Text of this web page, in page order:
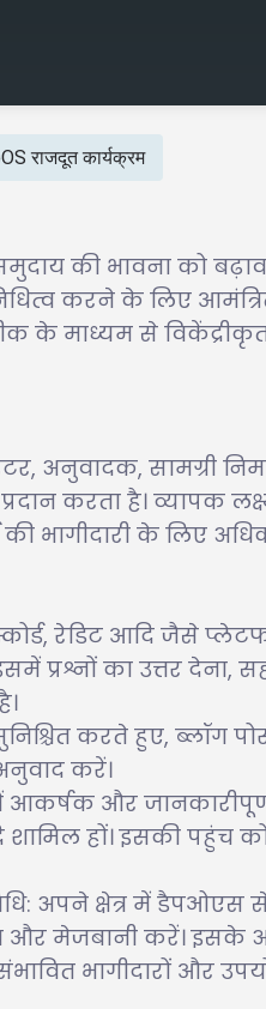
राजदूत कार्यक्रम
समुदाय की भावना को
करने के लिए
के माध्यम से
अनुवादक, सामग्री
प्रदान करता है। व्यापक
भागीदारी के लिए
रेडिट आदि जैसे
का उत्तर देना,
करते हुए, ब्लॉग
करें।
आकर्षक और
शामिल हों। इसकी पहुंच
अपने क्षेत्र में डैपओएस
मेजबानी करें। इसके
भागीदारों और